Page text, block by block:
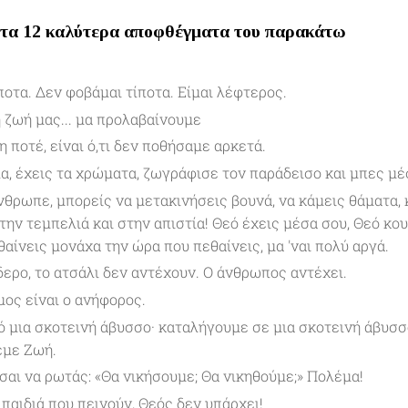
12 καλύτερα αποφθέγματα του παρακάτω
Δεν φοβάμαι τίποτα. Είμαι λέφτερος.
μας... μα προλαβαίνουμε
ποτέ, είναι ό,τι δεν ποθήσαμε αρκετά.
έχεις τα χρώματα, ζωγράφισε τον παράδεισο και μπες
μπορείς να μετακινήσεις βουνά, να κάμεις θάματα,
τεμπελιά και στην απιστία! Θεό έχεις μέσα σου, Θεό
μονάχα την ώρα που πεθαίνεις, μα 'ναι πολύ αργά.
το ατσάλι δεν αντέχουν. Ο άνθρωπος αντέχει.
είναι ο ανήφορος.
σκοτεινή άβυσσο· καταλήγουμε σε μια σκοτεινή
Ζωή.
να ρωτάς: «Θα νικήσουμε; Θα νικηθούμε;» Πολέμα!
που πεινούν, Θεός δεν υπάρχει!